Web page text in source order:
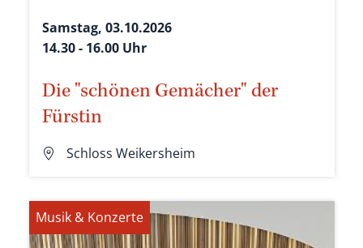
Samstag, 03.10.2026
14.30 - 16.00 Uhr
Die "schönen Gemächer" der
Fürstin
Schloss Weikersheim
Musik & Konzerte